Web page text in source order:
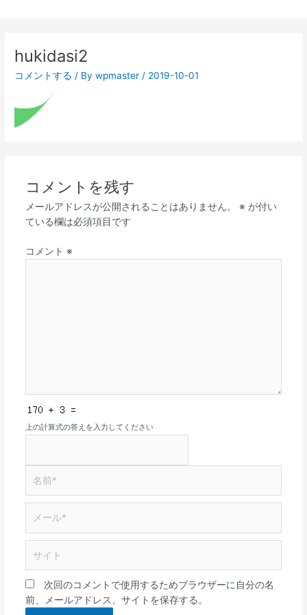
hukidasi2
コメントする / Bywpmaster / 2019-10-01
コメントを残す
メールアドレスが公開されることはありません。 ※ が付い
ている欄は必須項目です
コメント ※
上の計算式の答えを入力してください
*
ル
ト
次回のコメントで使用するためブラウザーに自分の名
前、メールアドレス、サイトを保存する。